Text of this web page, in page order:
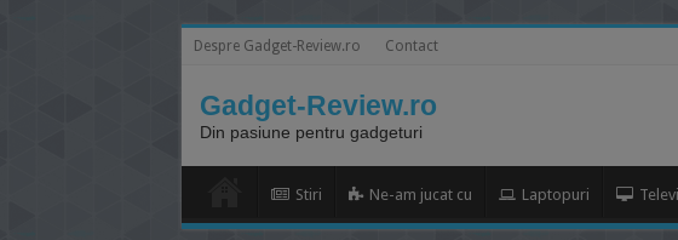
Despre Gadget-Review.ro Contact
Gadget-Review.ro
Din pasiune pentru gadgeturi
Stiri Ne-am jucat cu Laptopuri